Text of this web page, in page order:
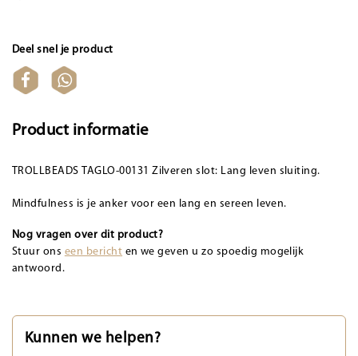
Deel snel je product
Product informatie
TROLLBEADS TAGLO-00131 Zilveren slot: Lang leven sluiting.
Mindfulness is je anker voor een lang en sereen leven.
Nog vragen over dit product?
Stuur ons een bericht en we geven u zo spoedig mogelijk
antwoord.
Kunnen we helpen?